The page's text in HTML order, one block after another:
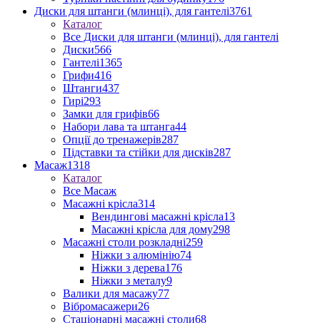
Диски для штанги (млинці), для гантелі3761
Каталог
Все Диски для штанги (млинці), для гантелі
Диски566
Гантелі1365
Грифи416
Штанги437
Гирі293
Замки для грифів66
Набори лава та штанга44
Опції до тренажерів287
Підставки та стійки для дисків287
Масаж1318
Каталог
Все Масаж
Масажні крісла314
Вендингові масажні крісла13
Масажні крісла для дому298
Масажні столи розкладні259
Ніжки з алюмінію74
Ніжки з дерева176
Ніжки з металу9
Валики для масажу77
Вібромасажери26
Стаціонарні масажні столи68